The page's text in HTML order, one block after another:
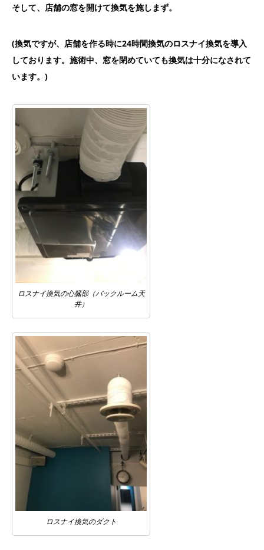
そして、店舗の窓を開けて換気を施しまず。
(換気ですが、店舗を作る時に24時間換気のロスナイ換気を導入
しております。施術中、 窓を閉めていても換気は十分になされて
います。)
ロスナイ換気の心臓部（バックルーム天
井）
ロスナイ換気のダクト